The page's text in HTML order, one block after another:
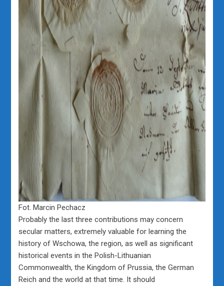
Fot. Marcin Pechacz
Probably the last three contributions may concern
secular matters, extremely valuable for learning the
history of Wschowa, the region, as well as significant
historical events in the Polish-Lithuanian
Commonwealth, the Kingdom of Prussia, the German
Reich and the world at that time. It should